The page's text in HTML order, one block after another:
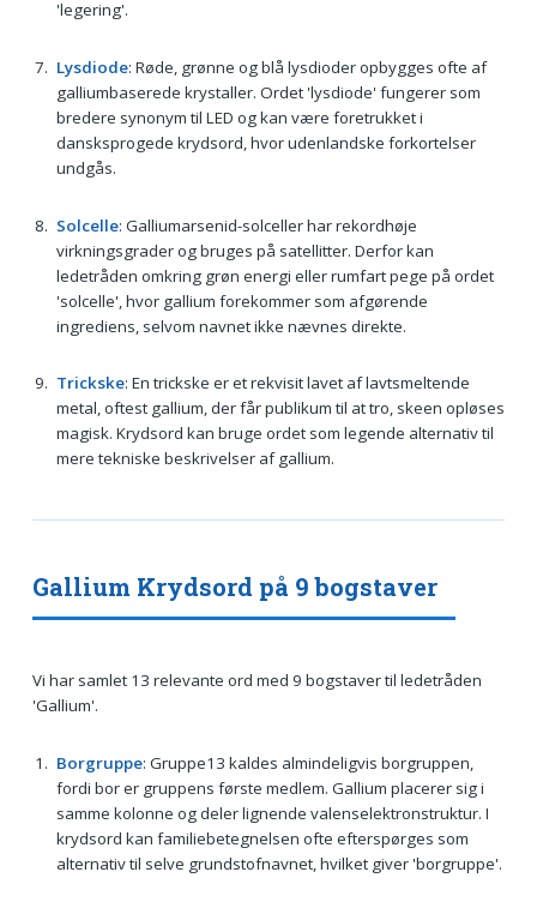
'legering'.
Lysdiode: Røde, grønne og blå lysdioder opbygges ofte af
galliumbaserede krystaller. Ordet 'lysdiode' fungerer som
bredere synonym til LED og kan være foretrukket i
dansksprogede krydsord, hvor udenlandske forkortelser
undgås.
Solcelle: Galliumarsenid-solceller har rekordhøje
virkningsgrader og bruges på satellitter. Derfor kan
ledetråden omkring grøn energi eller rumfart pege på ordet
'solcelle', hvor gallium forekommer som afgørende
ingrediens, selvom navnet ikke nævnes direkte.
Trickske: En trickske er et rekvisit lavet af lavtsmeltende
metal, oftest gallium, der får publikum til at tro, skeen opløses
magisk. Krydsord kan bruge ordet som legende alternativ til
mere tekniske beskrivelser af gallium.
Gallium Krydsord på 9 bogstaver
Vi har samlet 13 relevante ord med 9 bogstaver til ledetråden
'Gallium'.
Borgruppe: Gruppe13 kaldes almindeligvis borgruppen,
fordi bor er gruppens første medlem. Gallium placerer sig i
samme kolonne og deler lignende valenselektronstruktur. I
krydsord kan familiebetegnelsen ofte efterspørges som
alternativ til selve grundstofnavnet, hvilket giver 'borgruppe'.